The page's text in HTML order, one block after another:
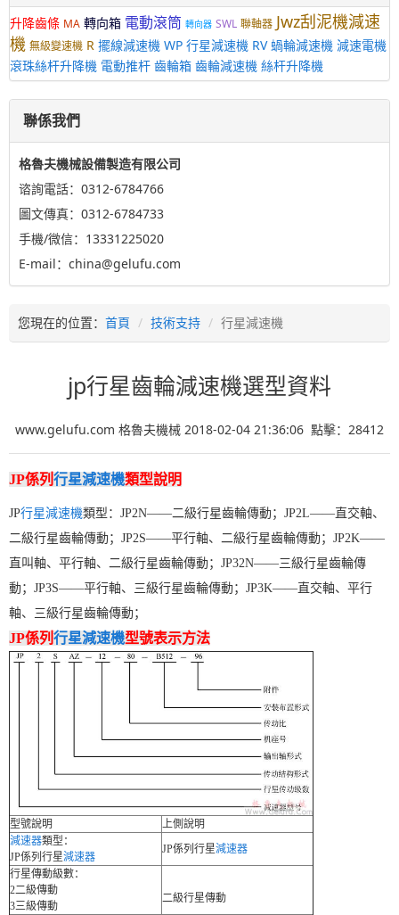
升降齒條 MA 轉向箱 電動滾筒 轉向器 SWL 聯軸器 Jwz刮泥機減速
機 無級變速機 R 擺線減速機 WP 行星減速機 RV 蝸輪減速機 減速電機
滾珠絲杆升降機 電動推杆 齒輪箱 齒輪減速機 絲杆升降機
聯係我們
格魯夫機械設備製造有限公司
谘詢電話：0312-6784766
圖文傳真：0312-6784733
手機/微信：13331225020
E-mail：china@gelufu.com
您現在的位置： 首頁 技術支持 行星減速機
jp行星齒輪減速機選型資料
www.gelufu.com 格魯夫機械 2018-02-04 21:36:06 點擊： 28412
JP係列行星減速機類型說明
JP行星減速機類型：JP2N——二級行星齒輪傳動；JP2L——直交軸、
二級行星齒輪傳動；JP2S——平行軸、二級行星齒輪傳動；JP2K——
直叫軸、平行軸、二級行星齒輪傳動；JP32N——三級行星齒輪傳
動；JP3S——平行軸、三級行星齒輪傳動；JP3K——直交軸、平行
軸、三級行星齒輪傳動；
JP係列行星減速機型號表示方法
型號說明
上側說明
減速器類型：
JP係列行星減速器
JP係列行星減速器
行星傳動級數：
2二級傳動
3三級傳動
二級行星傳動